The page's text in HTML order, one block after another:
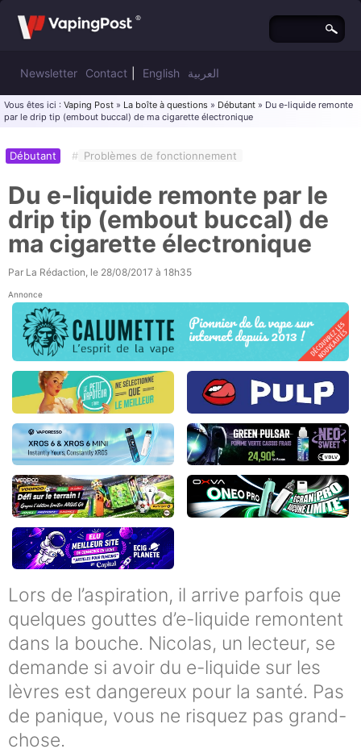
Newsletter Contact English العربية
Vous êtes ici : Vaping Post » La boîte à questions » Débutant » Du e-liquide remonte
par le drip tip (embout buccal) de ma cigarette électronique
Débutant # Problèmes de fonctionnement
Du e-liquide remonte par le
drip tip (embout buccal) de
ma cigarette électronique
Par La Rédaction, le 28/08/2017 à 18h35
Annonce
Lors de l’aspiration, il arrive parfois que
quelques gouttes d’e-liquide remontent
dans la bouche. Nicolas, un lecteur, se
demande si avoir du e-liquide sur les
lèvres est dangereux pour la santé. Pas
de panique, vous ne risquez pas grand-
chose.